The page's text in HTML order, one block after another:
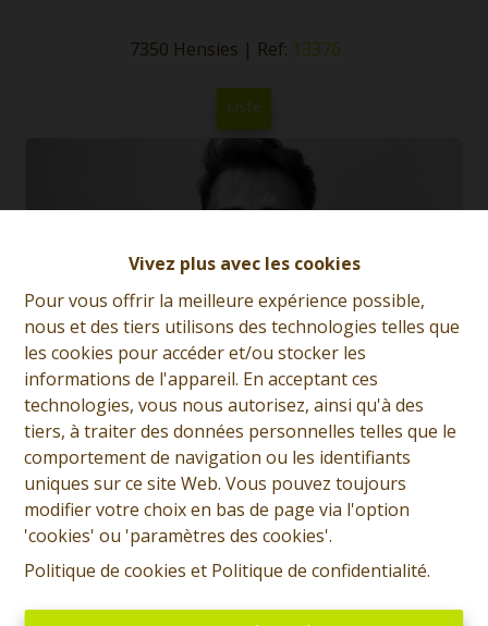
Vivez plus avec les cookies
Pour vous offrir la meilleure expérience possible,
nous et des tiers utilisons des technologies telles que
les cookies pour accéder et/ou stocker les
informations de l'appareil. En acceptant ces
technologies, vous nous autorisez, ainsi qu'à des
tiers, à traiter des données personnelles telles que le
comportement de navigation ou les identifiants
uniques sur ce site Web. Vous pouvez toujours
modifier votre choix en bas de page via l'option
'cookies' ou 'paramètres des cookies'.
Politique de cookies et Politique de confidentialité.
7350 Hensies | Ref: 13376
Liste
Joris Cougneau
Demande d'informations